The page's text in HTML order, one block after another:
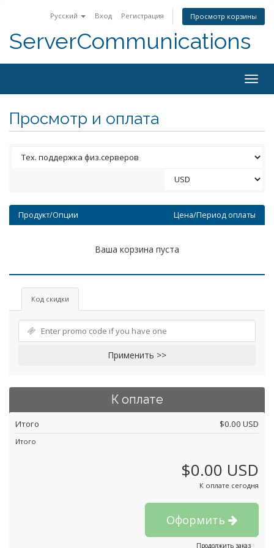
Русский Вход Регистрация Просмотр корзины
ServerCommunications
Просмотр и оплата
Продукт/Опции Цена/Период оплаты
Ваша корзина пуста
Код скидки
Применить >>
К оплате
Итого $0.00 USD
Итого
$0.00 USD
К оплате сегодня
Оформить
Продолжить заказ